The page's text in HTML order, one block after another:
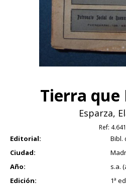
Tierra que
Esparza,
Ref: 4.641
Editorial:
Bibl.
Ciudad:
Año:
s.a.
Edición:
1ª